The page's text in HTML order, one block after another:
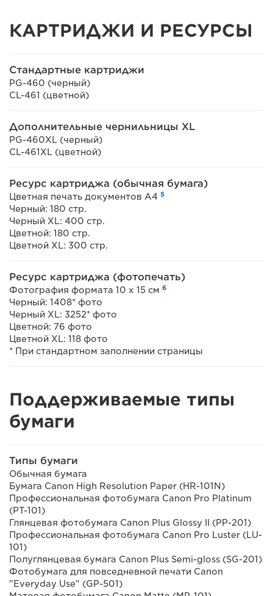
КАРТРИДЖИ И РЕСУРСЫ
Стандартные картриджи
PG-460 (черный)
CL-461 (цветной)
Дополнительные чернильницы XL
PG-460XL (черный)
CL-461XL (цветной)
Ресурс картриджа (обычная бумага)
Цветная печать документов A4 5
Черный: 180 стр.
Черный XL: 400 стр.
Цветной: 180 стр.
Цветной XL: 300 стр.
Ресурс картриджа (фотопечать)
Фотография формата 10 x 15 см 6
Черный: 1408* фото
Черный XL: 3252* фото
Цветной: 76 фото
Цветной XL: 118 фото
* При стандартном заполнении страницы
Поддерживаемые типы
бумаги
Типы бумаги
Обычная бумага
Бумага Canon High Resolution Paper (HR-101N)
Профессиональная фотобумага Canon Pro Platinum
(PT-101)
Глянцевая фотобумага Canon Plus Glossy II (PP-201)
Профессиональная фотобумага Canon Pro Luster (LU-
101)
Полуглянцевая бумага Canon Plus Semi-gloss (SG-201)
Фотобумага для повседневной печати Canon
"Everyday Use" (GP-501)